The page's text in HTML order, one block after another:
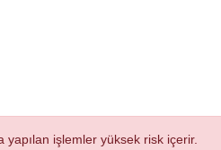
yapılan işlemler yüksek risk içerir.